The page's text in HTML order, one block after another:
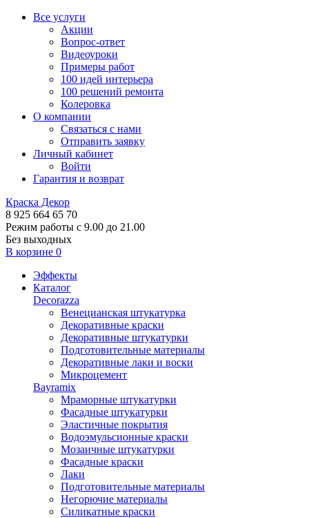
Все услуги
Акции
Вопрос-ответ
Видеоуроки
Примеры работ
100 идей интерьера
100 решений ремонта
Колеровка
О компании
Связаться с нами
Отправить заявку
Личный кабинет
Войти
Гарантия и возврат
Краска Декор
8 925 664 65 70
Режим работы с 9.00 до 21.00
Без выходных
В корзине 0
Эффекты
Каталог
Decorazza
Венецианская штукатурка
Декоративные краски
Декоративные штукатурки
Подготовительные материалы
Декоративные лаки и воски
Микроцемент
Bayramix
Мраморные штукатурки
Фасадные штукатурки
Эластичные покрытия
Водоэмульсионные краски
Мозаичные штукатурки
Фасадные краски
Лаки
Подготовительные материалы
Негорючие материалы
Силикатные краски